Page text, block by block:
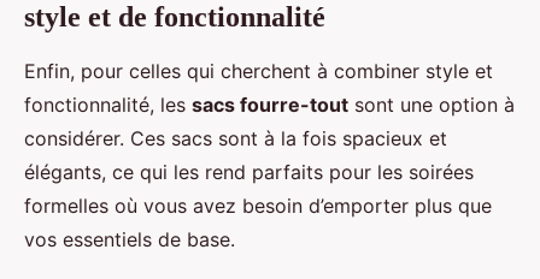
style et de fonctionnalité
Enfin, pour celles qui cherchent à combiner style et
fonctionnalité, les sacs fourre-tout sont une option à
considérer. Ces sacs sont à la fois spacieux et
élégants, ce qui les rend parfaits pour les soirées
formelles où vous avez besoin d’emporter plus que
vos essentiels de base.